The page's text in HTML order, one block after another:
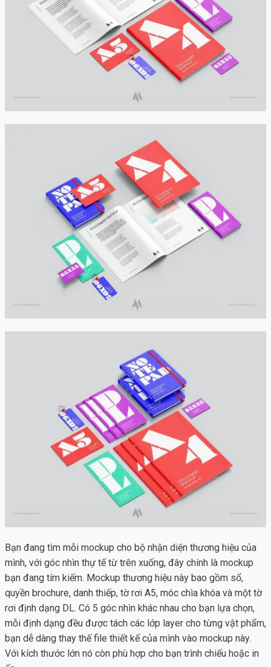
Bạn đang tìm mỗi mockup cho bộ nhận diện thương hiệu của
mình, với góc nhìn thự tế từ trên xuống, đây chính là mockup
bạn đang tím kiếm. Mockup thương hiệu này bao gồm sổ,
quyền brochure, danh thiếp, tờ rơi A5, móc chìa khóa và một tờ
rơi định dạng DL. Có 5 góc nhìn khác nhau cho bạn lựa chọn,
mỗi định dạng đều được tách các lớp layer cho từng vật phẩm,
bạn dễ dàng thay thế file thiết kế của mình vào mockup này.
Với kích thước lớn nó còn phù hợp cho bạn trình chiếu hoặc in